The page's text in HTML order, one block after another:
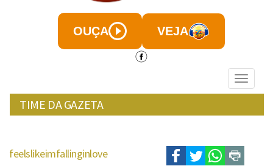
OUÇA VEJA
TIME DA GAZETA
feelslikeimfallinginlove